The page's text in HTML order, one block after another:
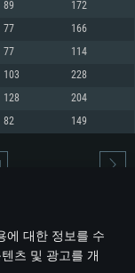
에 대한 정보를 수
츠 및 광고를 개
버를 지원하는 NVIDIA
신 그래픽 드라이버를
상도 720p) 이상
89 172
77 166
77 114
103 228
128 204
82 149